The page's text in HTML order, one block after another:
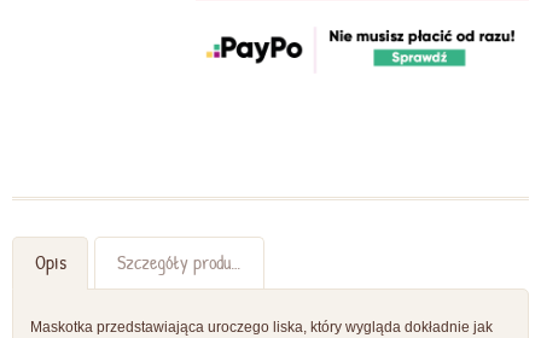
Opis Szczegóły produktu
Maskotka przedstawiająca uroczego liska, który wygląda dokładnie jak